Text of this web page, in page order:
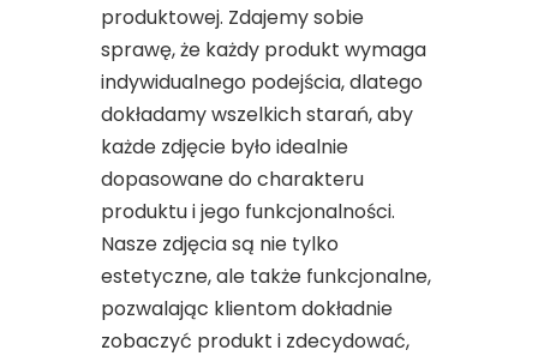
produktowej. Zdajemy sobie
sprawę, że każdy produkt wymaga
indywidualnego podejścia, dlatego
dokładamy wszelkich starań, aby
każde zdjęcie było idealnie
dopasowane do charakteru
produktu i jego funkcjonalności.
Nasze zdjęcia są nie tylko
estetyczne, ale także funkcjonalne,
pozwalając klientom dokładnie
zobaczyć produkt i zdecydować,